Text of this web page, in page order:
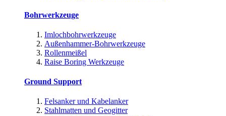
Bohrwerkzeuge
Imlochbohrwerkzeuge
Außenhammer-Bohrwerkzeuge
Rollenmeißel
Raise Boring Werkzeuge
Ground Support
Felsanker und Kabelanker
Stahlmatten und Geogitter